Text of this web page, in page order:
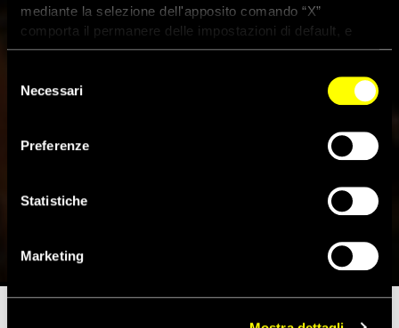
mediante la selezione dell'apposito comando “X”
comporta il permanere delle impostazioni di default, e
dunque la continuazione della navigazione con i cookie
dei cookie attivi sul sito clicca
delNecessari
Preferenze
Statistiche
Marketing
Iraq: crimini di guerra delle
armate dal governo
15 Ottobre 2014